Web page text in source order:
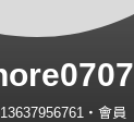
・會員